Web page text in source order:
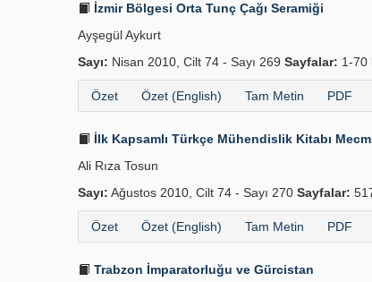
İzmir Bölgesi Orta Tunç Çağı Seramiği
Ayşegül Aykurt
Sayı: Nisan 2010, Cilt 74 - Sayı 269 Sayfalar: 1-70
Özet Özet (English) Tam Metin PDF
İlk Kapsamlı Türkçe Mühendislik Kitabı
Ali Rıza Tosun
Sayı: Ağustos 2010, Cilt 74 - Sayı 270 Sayfalar:
Özet Özet (English) Tam Metin PDF
Trabzon İmparatorluğu ve Gürcistan